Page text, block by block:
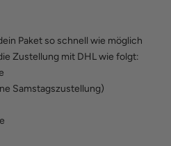
Paket so schnell wie möglich
Zustellung mit DHL wie folgt:
Samstagszustellung)